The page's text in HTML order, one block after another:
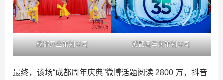
成都开业策划公司 成都周年庆策划公司
最终，该场“成都周年庆典”微博话题阅读 2800 万，抖音